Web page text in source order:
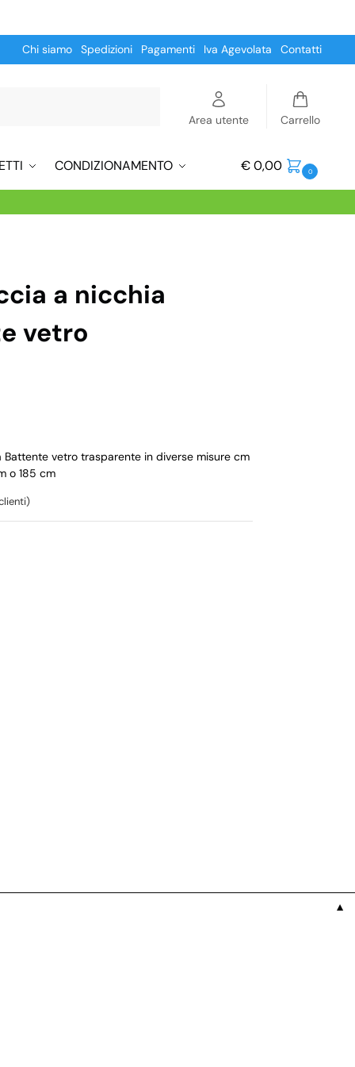
Chi siamo Spedizioni Pagamenti Iva Agevolata Contatti
Area utente Carrello
CONDIZIONAMENTO €0,00 0
a nicchia
vetro
vetro trasparente in diverse misure cm
o 185 cm
▼